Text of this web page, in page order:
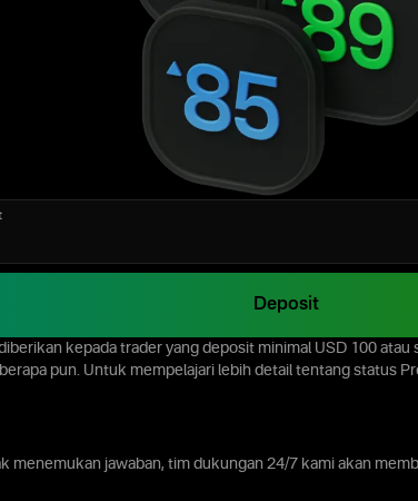
Deposit
kepada trader yang deposit minimal USD 100 atau
pun. Untuk mempelajari lebih detail tentang status
menemukan jawaban, tim dukungan 24/7 kami akan